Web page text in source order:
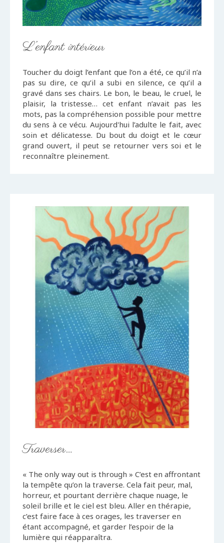
L’enfant intérieur
Toucher du doigt l’enfant que l’on a été, ce qu’il n’a
pas su dire, ce qu’il a subi en silence, ce qu’il a
gravé dans ses chairs. Le bon, le beau, le cruel, le
plaisir, la tristesse… cet enfant n’avait pas les
mots, pas la compréhension possible pour mettre
du sens à ce vécu. Aujourd'hui l’adulte le fait, avec
soin et délicatesse. Du bout du doigt et le cœur
grand ouvert, il peut se retourner vers soi et le
reconnaître pleinement.
Traverser…
« The only way out is through » C’est en affrontant
la tempête qu’on la traverse. Cela fait peur, mal,
horreur, et pourtant derrière chaque nuage, le
soleil brille et le ciel est bleu. Aller en thérapie,
c’est faire face à ces orages, les traverser en
étant accompagné, et garder l’espoir de la
lumière qui réapparaîtra.